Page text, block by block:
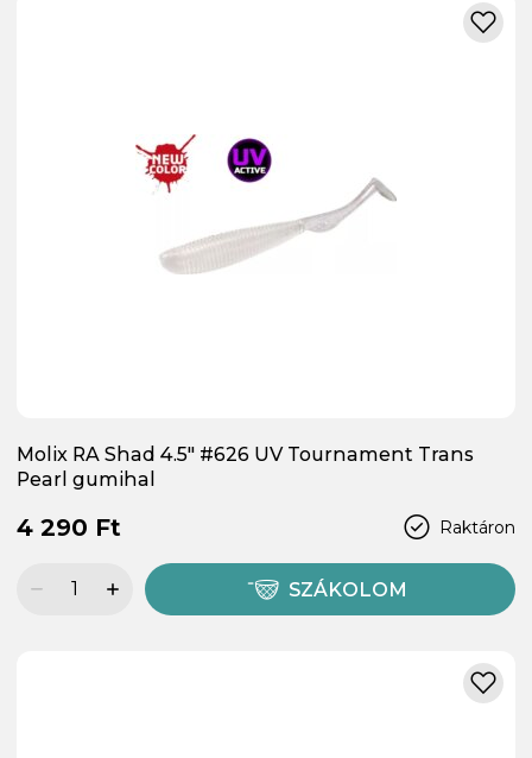
Molix RA Shad 4.5" #626 UV Tournament Trans
Pearl gumihal
Raktáron
4 290 Ft
SZÁKOLOM